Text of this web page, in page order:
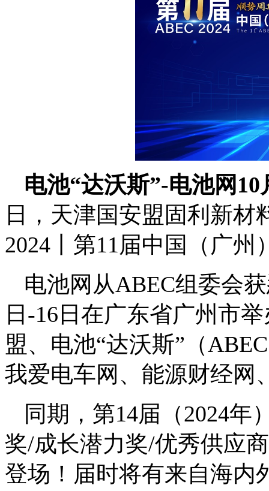
电池“达沃斯”-电池网
日，天津国安盟固利新材
2024丨第11届中国（广
电池网从ABEC组委会
日-16日在广东省广州市
盟、电池“达沃斯”（
我爱电车网、能源财经网
同期，第14届（2024
奖/成长潜力奖/优秀供应
登场！届时将有来自海内